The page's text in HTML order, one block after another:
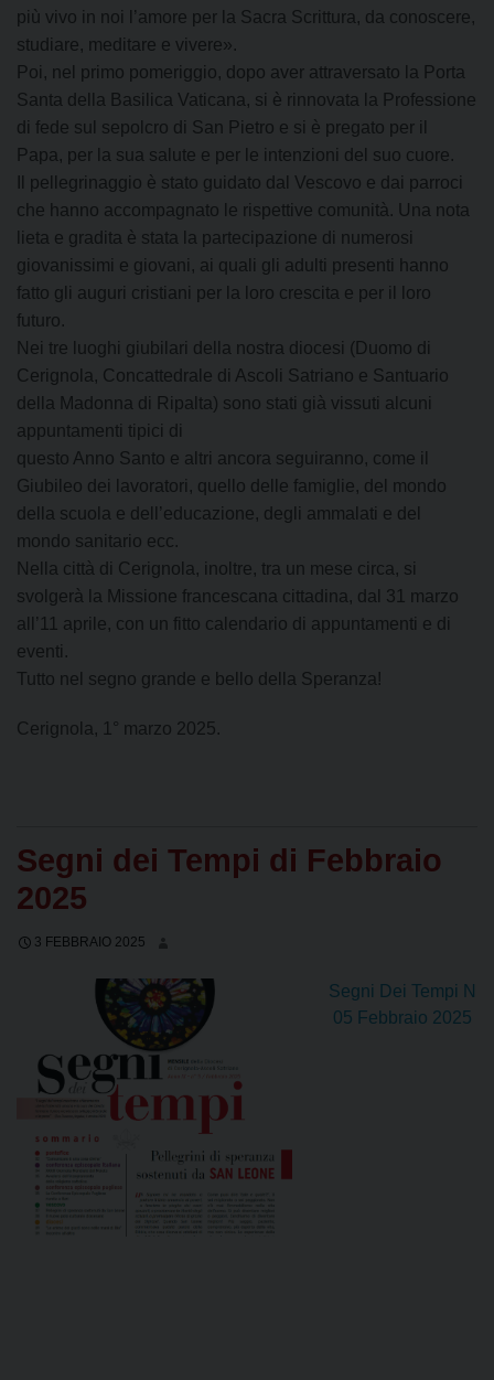
più vivo in noi l’amore per la Sacra Scrittura, da conoscere,
studiare, meditare e vivere».
Poi, nel primo pomeriggio, dopo aver attraversato la Porta
Santa della Basilica Vaticana, si è rinnovata la Professione
di fede sul sepolcro di San Pietro e si è pregato per il
Papa, per la sua salute e per le intenzioni del suo cuore.
Il pellegrinaggio è stato guidato dal Vescovo e dai parroci
che hanno accompagnato le rispettive comunità. Una nota
lieta e gradita è stata la partecipazione di numerosi
giovanissimi e giovani, ai quali gli adulti presenti hanno
fatto gli auguri cristiani per la loro crescita e per il loro
futuro.
Nei tre luoghi giubilari della nostra diocesi (Duomo di
Cerignola, Concattedrale di Ascoli Satriano e Santuario
della Madonna di Ripalta) sono stati già vissuti alcuni
appuntamenti tipici di
questo Anno Santo e altri ancora seguiranno, come il
Giubileo dei lavoratori, quello delle famiglie, del mondo
della scuola e dell’educazione, degli ammalati e del
mondo sanitario ecc.
Nella città di Cerignola, inoltre, tra un mese circa, si
svolgerà la Missione francescana cittadina, dal 31 marzo
all’11 aprile, con un fitto calendario di appuntamenti e di
eventi.
Tutto nel segno grande e bello della Speranza!
Cerignola, 1° marzo 2025.
Segni dei Tempi di Febbraio
2025
3 FEBBRAIO 2025
Segni Dei Tempi N
05 Febbraio 2025